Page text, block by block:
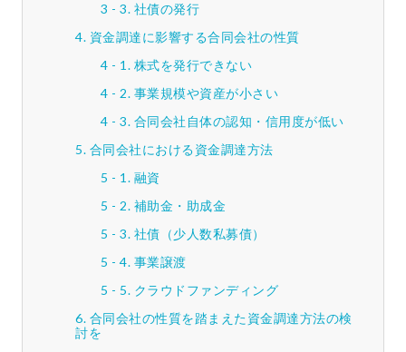
社債の発行
資金調達に影響する合同会社の性質
株式を発行できない
事業規模や資産が小さい
合同会社自体の認知・信用度が低い
合同会社における資金調達方法
融資
補助金・助成金
社債（少人数私募債）
事業譲渡
クラウドファンディング
合同会社の性質を踏まえた資金調達方法の検
討を